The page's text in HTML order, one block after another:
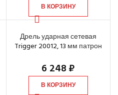
В КОРЗИНУ
Дрель ударная сетевая
Trigger 20012, 13 мм патрон
мин
6 248₽
В КОРЗИНУ